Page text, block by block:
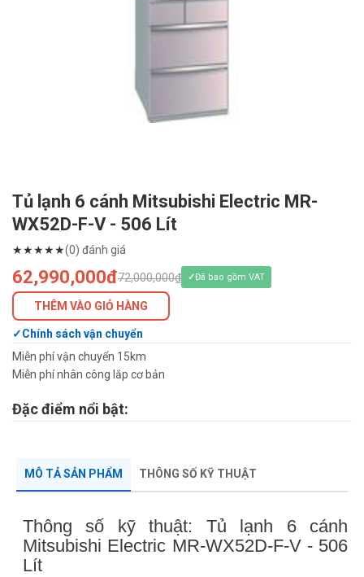
Tủ lạnh 6 cánh Mitsubishi Electric MR-
WX52D-F-V - 506 Lít
★★★★★(0) đánh giá
62,990,000đ72,000,000₫ Đã bao gồm VAT
THÊM VÀO GIỎ HÀNG
Chính sách vận chuyển
Miễn phí vận chuyển 15km
Miễn phí nhân công lắp cơ bản
Đặc điểm nổi bật:
MÔ TẢ SẢN PHẨM THÔNG SỐ KỸ THUẬT
Thông số kỹ thuật: Tủ lạnh 6 cánh
Mitsubishi Electric MR-WX52D-F-V - 506
Lít